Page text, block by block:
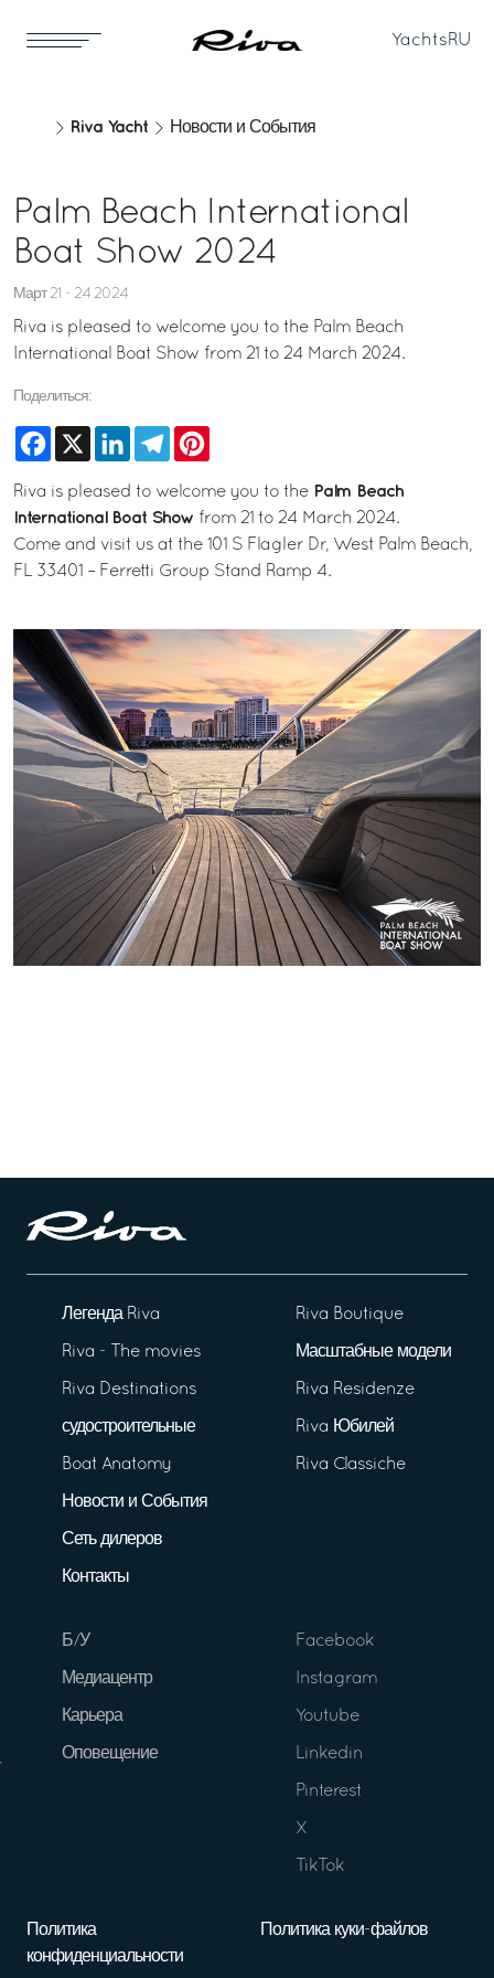
Yachts RU
Riva Yacht Новости и События
Palm Beach International
Boat Show 2024
Март 21 - 24 2024
Riva is pleased to welcome you to the Palm Beach
International Boat Show from 21 to 24 March 2024.
Поделиться:
Facebook
X LinkedInTelegram
Riva is pleased to welcome you to the Palm Beach
International Boat Show from 21 to 24 March 2024.
Come and visit us at the 101 S Flagler Dr, West Palm Beach,
FL 33401 – Ferretti Group Stand Ramp 4.
Легенда Riva
Riva - The movies
Riva Destinations
судостроительные
Boat Anatomy
Новости и События
Сеть дилеров
Контакты
Riva Boutique
Масштабные модели
Riva Residenze
Riva Юбилей
Riva Classiche
Б/У
Медиацентр
Карьера
Оповещение
Facebook
Instagram
Youtube
Linkedin
Pinterest
X
TikTok
Политика
конфиденциальности
Политика куки-файлов